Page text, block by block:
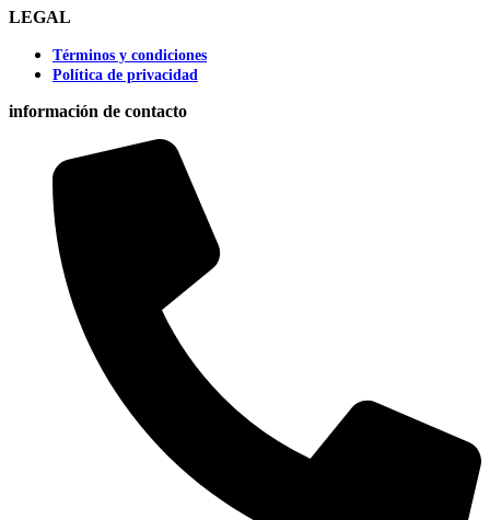
LEGAL
Términos y condiciones
Política de privacidad
información de contacto